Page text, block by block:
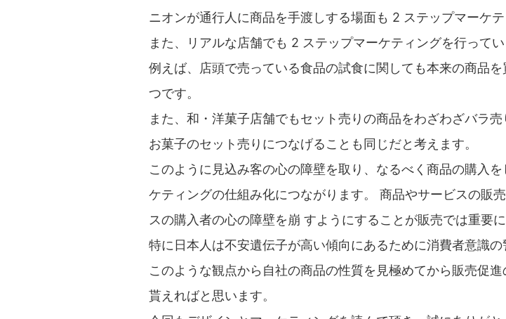
ニオンが通行人に商品を手渡しする場面も 2 ステップマーケテ
また、リアルな店舗でも 2 ステップマーケティングを行って
例えば、店頭で売っている食品の試食に関しても本来の商品
つです。
また、和・洋菓子店舗でもセット売りの商品をわざわざバラ
お菓子のセット売りにつなげることも同じだと考えます。
このように見込み客の心の障壁を取り、なるべく商品の購入
ケティングの仕組み化につながります。 商品やサービスの販
スの購入者の心の障壁を崩 すようにすることが販売では重要
特に日本人は不安遺伝子が高い傾向にあるために消費者意識の
このような観点から自社の商品の性質を見極めてから販売促
貰えればと思います。